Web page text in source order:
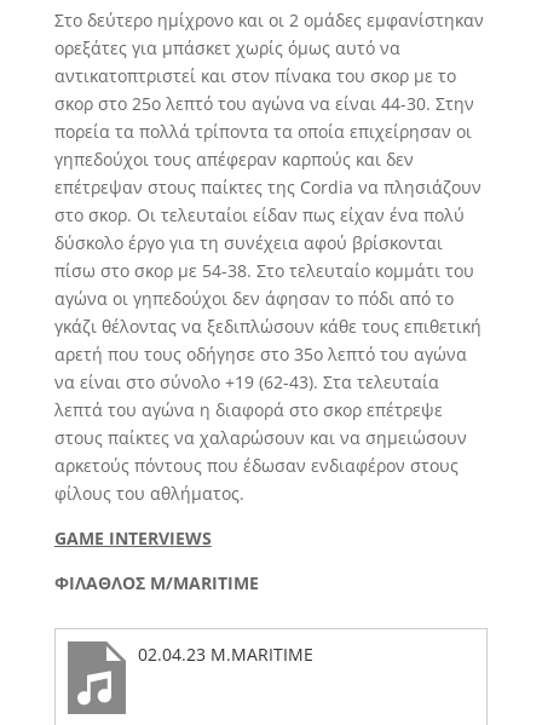
Στο δεύτερο ημίχρονο και οι 2 ομάδες εμφανίστηκαν
ορεξάτες για μπάσκετ χωρίς όμως αυτό να
αντικατοπτριστεί και στον πίνακα του σκορ με το
σκορ στο 25ο λεπτό του αγώνα να είναι 44-30. Στην
πορεία τα πολλά τρίποντα τα οποία επιχείρησαν οι
γηπεδούχοι τους απέφεραν καρπούς και δεν
επέτρεψαν στους παίκτες της Cordia να πλησιάζουν
στο σκορ. Οι τελευταίοι είδαν πως είχαν ένα πολύ
δύσκολο έργο για τη συνέχεια αφού βρίσκονται
πίσω στο σκορ με 54-38. Στο τελευταίο κομμάτι του
αγώνα οι γηπεδούχοι δεν άφησαν το πόδι από το
γκάζι θέλοντας να ξεδιπλώσουν κάθε τους επιθετική
αρετή που τους οδήγησε στο 35ο λεπτό του αγώνα
να είναι στο σύνολο +19 (62-43). Στα τελευταία
λεπτά του αγώνα η διαφορά στο σκορ επέτρεψε
στους παίκτες να χαλαρώσουν και να σημειώσουν
αρκετούς πόντους που έδωσαν ενδιαφέρον στους
φίλους του αθλήματος.
GAME INTERVIEWS
ΦΙΛΑΘΛΟΣ M/MARITIME
02.04.23 M.MARITIME